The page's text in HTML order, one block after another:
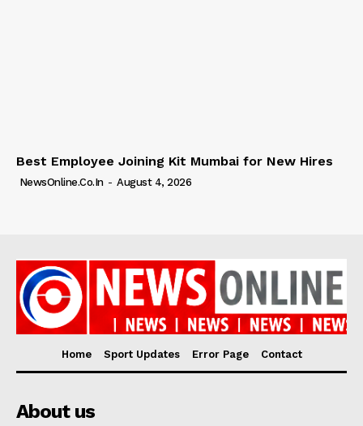
Best Employee Joining Kit Mumbai for New Hires
NewsOnline.co.in - August 4, 2026
Home Sport Updates Error Page Contact
About us